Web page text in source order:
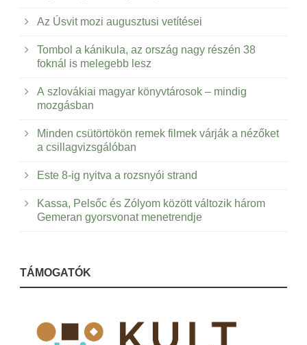
Az Úsvit mozi augusztusi vetítései
Tombol a kánikula, az ország nagy részén 38
foknál is melegebb lesz
A szlovákiai magyar könyvtárosok – mindig
mozgásban
Minden csütörtökön remek filmek várják a nézőket
a csillagvizsgálóban
Este 8-ig nyitva a rozsnyói strand
Kassa, Pelsőc és Zólyom között változik három
Gemeran gyorsvonat menetrendje
TÁMOGATÓK